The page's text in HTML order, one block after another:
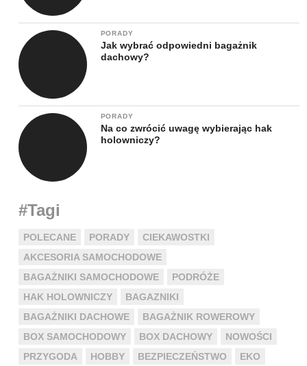
PORADY
Jak wybrać odpowiedni bagażnik
dachowy?
PORADY
Na co zwrócić uwagę wybierając hak
holowniczy?
#Tagi
POLECANE PORADY
CIEKAWOSTKI
AKCESORIA SAMOCHODOWE
BAGAŻNIKI SAMOCHODOWE
PODRÓŻE
HAK HOLOWNICZY
BAGAZNIKI
BAGAŻNIKI DACHOWE
BAGAŻNIK ROWEROWY
BOX SAMOCHODOWY
BOX DACHOWY
NOWOŚCI
PRZYGODA
HOBBY BEZPIECZEŃSTWO EKO